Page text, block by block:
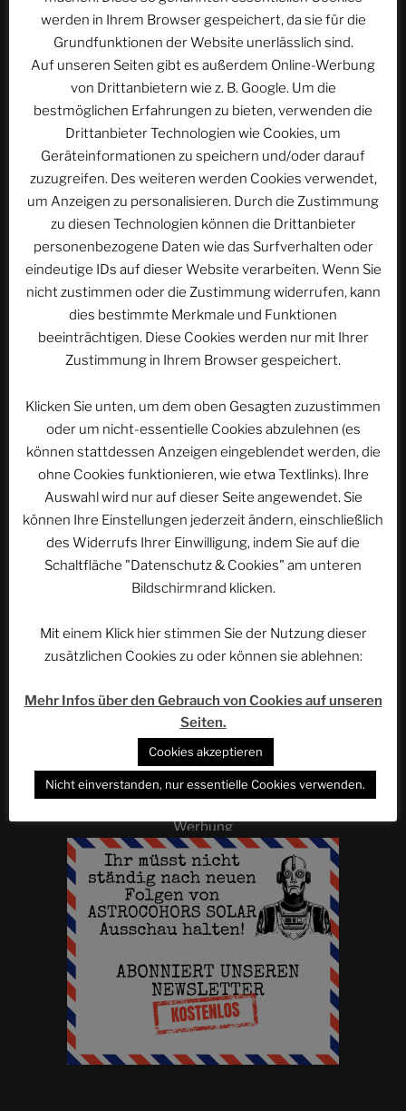
Name*
E-Mail-Adresse*
Website
Name, E-Mail-Adresse und Website in diesem
Browser für meinen nächsten Kommentar speichern.
Beitragsnavigation
Vorheriger
Beitrag
ZURÜCK
Im Bann der 50 – EUROPA-PARK Historie |
ACSOLAR #408
WEBSEITE DURCHSUCHEN
Werbung
werden in Ihrem Browser gespeichert, da sie für die
Grundfunktionen der Website unerlässlich sind.
Auf unseren Seiten gibt es außerdem Online-Werbung
von Drittanbietern wie z. B. Google. Um die
bestmöglichen Erfahrungen zu bieten, verwenden die
Drittanbieter Technologien wie Cookies, um
Geräteinformationen zu speichern und/oder darauf
zuzugreifen. Des weiteren werden Cookies verwendet,
um Anzeigen zu personalisieren. Durch die Zustimmung
zu diesen Technologien können die Drittanbieter
personenbezogene Daten wie das Surfverhalten oder
eindeutige IDs auf dieser Website verarbeiten. Wenn Sie
nicht zustimmen oder die Zustimmung widerrufen, kann
dies bestimmte Merkmale und Funktionen
beeinträchtigen. Diese Cookies werden nur mit Ihrer
Zustimmung in Ihrem Browser gespeichert.
Klicken Sie unten, um dem oben Gesagten zuzustimmen
oder um nicht-essentielle Cookies abzulehnen (es
können stattdessen Anzeigen eingeblendet werden, die
ohne Cookies funktionieren, wie etwa Textlinks). Ihre
Auswahl wird nur auf dieser Seite angewendet. Sie
können Ihre Einstellungen jederzeit ändern, einschließlich
des Widerrufs Ihrer Einwilligung, indem Sie auf die
Schaltfläche "Datenschutz & Cookies" am unteren
Bildschirmrand klicken.
Mit einem Klick hier stimmen Sie der Nutzung dieser
zusätzlichen Cookies zu oder können sie ablehnen:
Mehr Infos über den Gebrauch von Cookies auf unseren
Seiten.
Cookies akzeptieren
Nicht einverstanden, nur essentielle Cookies verwenden.